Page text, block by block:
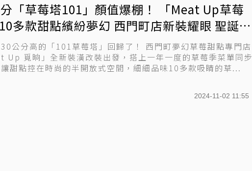
「草莓塔101」顏值爆棚！ 「Meat Up草莓
多款甜點繽紛夢幻 西門町店新裝耀眼 聖誕新
登場
公分高的「101草莓塔」回歸了！ 西門町夢幻草莓甜點專門店
Up 覓晌」全新裝潢改裝出發，搭上一年一度的草莓季菜單同步
甜點控在時尚的半開放式空間，細細品味10多款吸睛的草...
2024-11-02 11:55